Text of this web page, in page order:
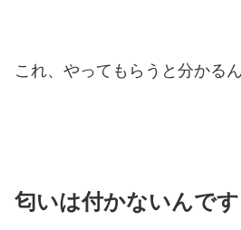
これ、やってもらうと分かる
匂いは付かないんです